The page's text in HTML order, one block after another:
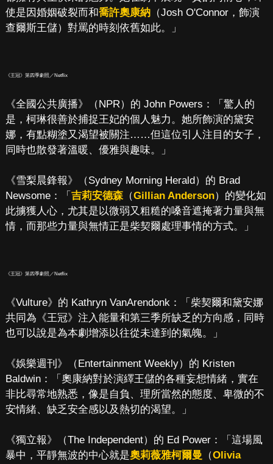
使是因婚姻破裂而和喬許奧康納（Josh O'Connor，飾演
查爾斯王儲）對罵的時刻依舊如此。」
《王冠》第四季劇照／Netflix
《全國公共廣播》（NPR）的 John Powers：「驚人的
是，柯琳很善於捕捉王妃的個人魅力。她所飾演的黛安
娜，有點糊塗又渴望被關注……但這位引人注目的女子，
同時也散發著溫暖、優雅與趣味。」
《雪梨晨鋒報》（Sydney Morning Herald）的 Brad
Newsome：「 吉莉安德森（Gillian Anderson）的變化如
此擄獲人心，尤其是以微弱又粗糙的嗓音遮掩著力量與無
情，而那些力量與無情正是柴契爾處理事情的方式。」
《王冠》第四季劇照／Netflix
《Vulture》的 Kathryn VanArendonk：「柴契爾和黛安娜
共同為《王冠》注入能量和第三季所缺乏的方向感，同時
也可以說是為本劇增添以往從未達到的氣魄。」
《娛樂週刊》（Entertainment Weekly）的 Kristen
Baldwin：「奧康納對於演繹王儲的各種妄想情緒，實在
非比尋常地熟悉，像是自負、理所當然的態度、卑微的不
安情緒、缺乏安全感以及熱切的渴望。」
《獨立報》（The Independent）的 Ed Power：「這場風
暴中，平靜無波的中心就是奧莉薇雅柯爾曼 （Olivia